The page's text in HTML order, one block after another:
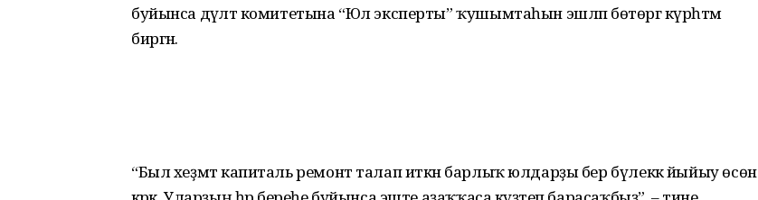
буйынса дәүләт комитетына “Юл эксперты” ҡушымтаһын эшләп бөтөргә күрһәтмә
биргән.
“Был хеҙмәт капиталь ремонт талап иткән барлыҡ юлдарҙы бер бүлеккә йыйыу өсөн